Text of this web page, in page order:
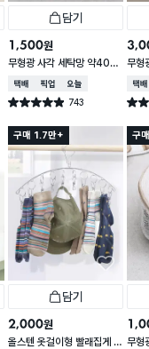
담기
1,500원
무형광 사각 세탁망 약40X
50cm
택배배송매장픽업오늘배송
별점 4.9점 743
건 작성
무형
트
택배
별점
구매 1.7만+
담기
2,000원
올스텐 옷걸이형 빨래집게 1
구
무형